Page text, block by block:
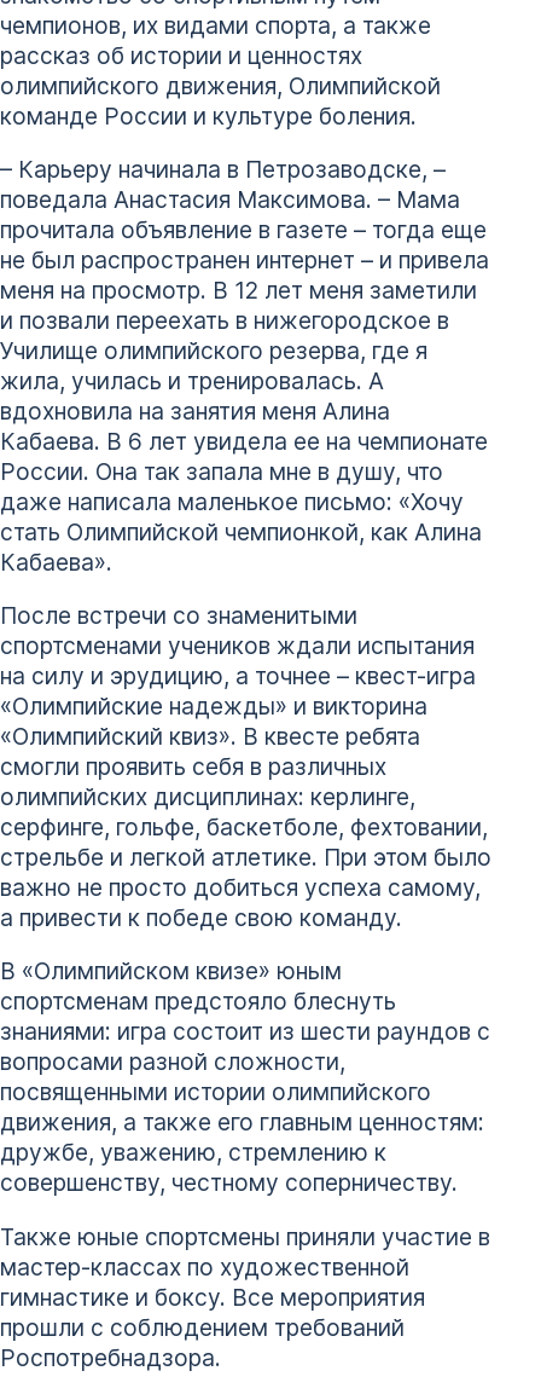
чемпионов, их видами спорта, а также
рассказ об истории и ценностях
олимпийского движения, Олимпийской
команде России и культуре боления.
– Карьеру начинала в Петрозаводске, –
поведала Анастасия Максимова. – Мама
прочитала объявление в газете – тогда еще
не был распространен интернет – и привела
меня на просмотр. В 12 лет меня заметили
и позвали переехать в нижегородское в
Училище олимпийского резерва, где я
жила, училась и тренировалась. А
вдохновила на занятия меня Алина
Кабаева. В 6 лет увидела ее на чемпионате
России. Она так запала мне в душу, что
даже написала маленькое письмо: «Хочу
стать Олимпийской чемпионкой, как Алина
Кабаева».
После встречи со знаменитыми
спортсменами учеников ждали испытания
на силу и эрудицию, а точнее – квест-игра
«Олимпийские надежды» и викторина
«Олимпийский квиз». В квесте ребята
смогли проявить себя в различных
олимпийских дисциплинах: керлинге,
серфинге, гольфе, баскетболе, фехтовании,
стрельбе и легкой атлетике. При этом было
важно не просто добиться успеха самому,
а привести к победе свою команду.
В «Олимпийском квизе» юным
спортсменам предстояло блеснуть
знаниями: игра состоит из шести раундов с
вопросами разной сложности,
посвященными истории олимпийского
движения, а также его главным ценностям:
дружбе, уважению, стремлению к
совершенству, честному соперничеству.
Также юные спортсмены приняли участие в
мастер-классах по художественной
гимнастике и боксу. Все мероприятия
прошли с соблюдением требований
Роспотребнадзора.